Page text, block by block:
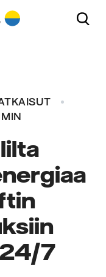
MIN
7